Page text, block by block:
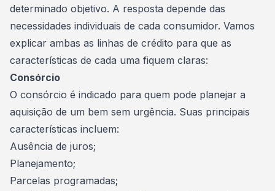
determinado objetivo. A resposta depende das
necessidades individuais de cada consumidor. Vamos
explicar ambas as linhas de crédito para que as
características de cada uma fiquem claras:
Consórcio
O consórcio é indicado para quem pode planejar a
aquisição de um bem sem urgência. Suas principais
características incluem:
Ausência de juros;
Planejamento;
Parcelas programadas;